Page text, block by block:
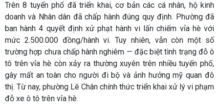
Trên 8 tuyến phố đã triển khai, cơ bản các cá nhân, hộ kinh
doanh và Nhân dân đã chấp hành đúng quy định. Phường đã
ban hành 4 quyết định xử phạt hành vi lấn chiếm vỉa hè với
mức 2.500.000 đồng/hành vi. Tuy nhiên, vẫn còn một số
trường hợp chưa chấp hành nghiêm — đặc biệt tình trạng đỗ ô
tô trên vỉa hè còn xảy ra thường xuyên trên nhiều tuyến phố,
gây mất an toàn cho người đi bộ và ảnh hưởng mỹ quan đô
thị. Từ nay, phường Lê Chân chính thức triển khai xử lý vi phạm
đỗ xe ô tô trên vỉa hè.